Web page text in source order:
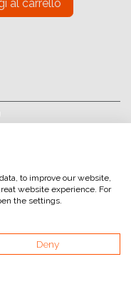
al carrello
to improve our website,
website experience. For
the settings.
Deny